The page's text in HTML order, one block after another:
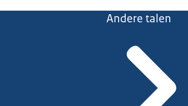
Andere talen